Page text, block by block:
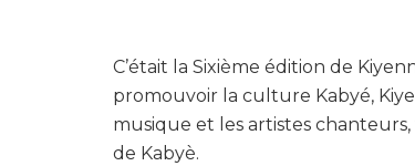
C’était la Sixième édition de
promouvoir la culture Kabyé,
musique et les artistes
de Kabyè.